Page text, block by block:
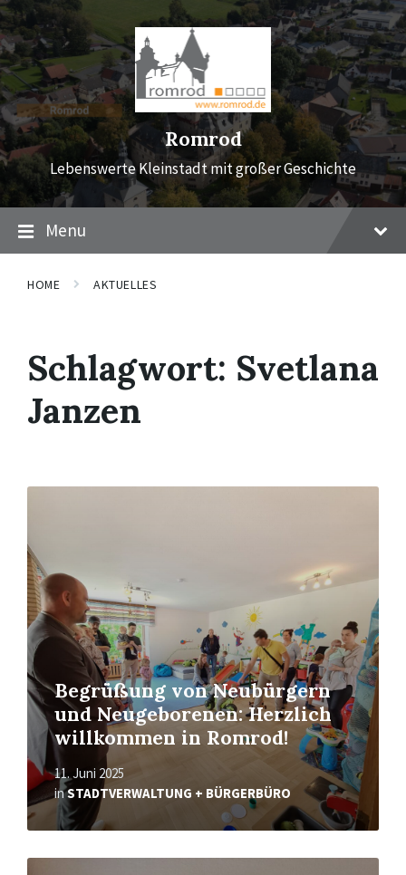
Skip
to
content
Skip
to
main
navigation
Skip
to
footer
Romrod
Lebenswerte Kleinstadt mit großer Geschichte
Menu
HOME AKTUELLES
Schlagwort: Svetlana
Janzen
Begrüßung von Neubürgern
und Neugeborenen: Herzlich
willkommen in Romrod!
11. Juni 2025
inSTADTVERWALTUNG + BÜRGERBÜRO
Read
Read